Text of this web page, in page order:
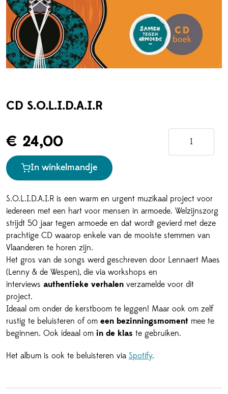
CD S.O.L.I.D.A.I.R
€ 24,00
In winkelmandje
S.O.L.I.D.A.I.R is een warm en urgent muzikaal project voor
iedereen met een hart voor mensen in armoede. Welzijnszorg
strijdt 50 jaar tegen armoede en dat wordt gevierd met deze
prachtige CD waarop enkele van de mooiste stemmen van
Vlaanderen te horen zijn.
Het gros van de songs werd geschreven door Lennaert Maes
(Lenny & de Wespen), die via workshops en
interviews authentieke verhalen verzamelde voor dit
project.
Ideaal om onder de kerstboom te leggen! Maar ook om zelf
rustig te beluisteren of om een bezinningsmoment mee te
beginnen. Ook ideaal om in de klas te gebruiken.
Het album is ook te beluisteren via Spotify.